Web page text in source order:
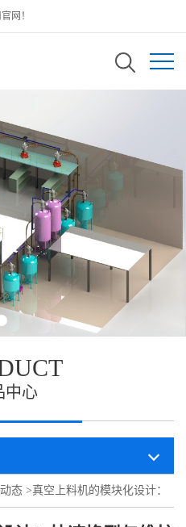
网！
中心
态 >真空上料机的模块化设计：